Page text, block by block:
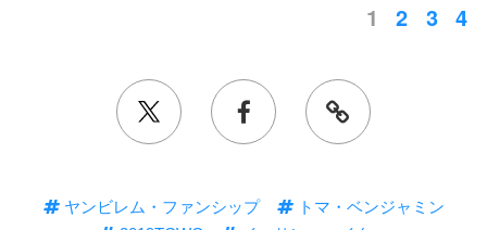
1 2 3 4
ヤンビレム・ファンシップ
トマ・ベンジャミン